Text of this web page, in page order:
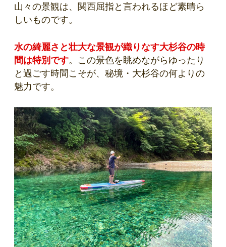
山々の景観は、関西屈指と言われるほど素晴ら
しいものです。
水の綺麗さと壮大な景観が織りなす大杉谷の時
間は特別です。この景色を眺めながらゆったり
と過ごす時間こそが、秘境・大杉谷の何よりの
魅力です。